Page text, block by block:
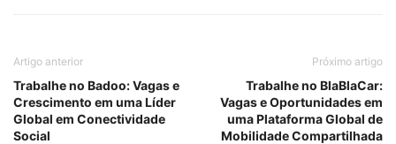
Artigo anterior
Trabalhe no Badoo: Vagas e
Crescimento em uma Líder
Global em Conectividade
Social
Próximo artigo
Trabalhe no BlaBlaCar:
Vagas e Oportunidades em
uma Plataforma Global de
Mobilidade Compartilhada